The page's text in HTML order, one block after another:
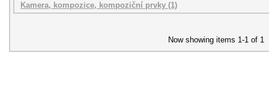
Kamera, kompozice, kompoziční prvky (1)
Now showing items 1-1 of 1